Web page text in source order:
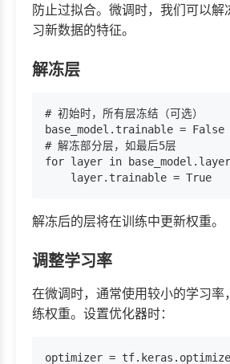
防止过拟合。微调时，我们可以解
习新数据的特征。
解冻层
# 初始时，所有层冻结（可选）
base_model.trainable = False
# 解冻部分层，如最后5层
for layer in
解冻后的层将在训练中更新权重。
调整学习率
在微调时，通常使用较小的学习率
练权重。设置优化器时：
optimizer =